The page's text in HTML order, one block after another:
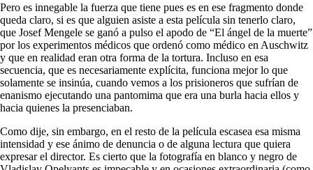
Pero es innegable la fuerza que tiene pues es en ese fragmento donde
queda claro, si es que alguien asiste a esta película sin tenerlo claro,
que Josef Mengele se ganó a pulso el apodo de “El ángel de la muerte”
por los experimentos médicos que ordenó como médico en Auschwitz
y que en realidad eran otra forma de la tortura. Incluso en esa
secuencia, que es necesariamente explícita, funciona mejor lo que
solamente se insinúa, cuando vemos a los prisioneros que sufrían de
enanismo ejecutando una pantomima que era una burla hacia ellos y
hacia quienes la presenciaban.
Como dije, sin embargo, en el resto de la película escasea esa misma
intensidad y ese ánimo de denuncia o de alguna lectura que quiera
expresar el director. Es cierto que la fotografía en blanco y negro de